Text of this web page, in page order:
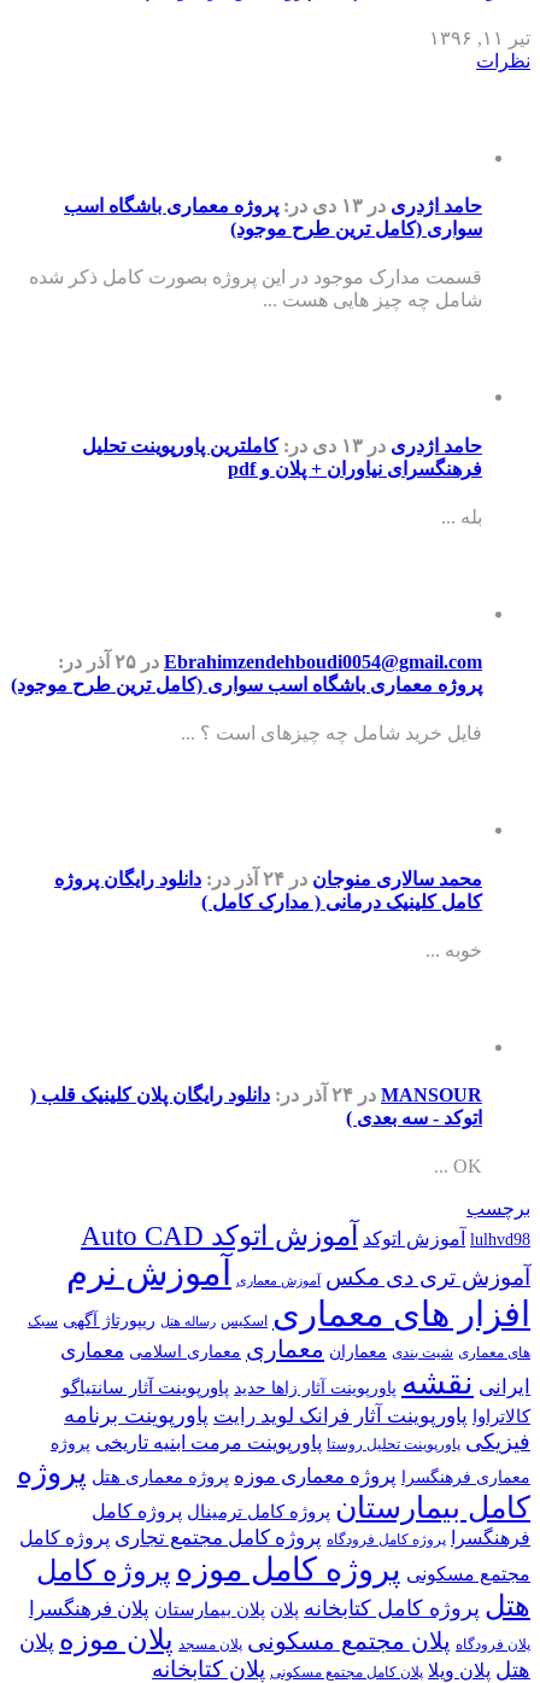
تیر ۱۱, ۱۳۹۶
نظرات
حامد اژدری در ۱۳ دی در: پروژه معماری باشگاه اسب
سواری (کامل ترین طرح موجود)
قسمت مدارک موجود در این پروژه بصورت کامل ذکر شده
شامل چه چیز هایی هست ...
حامد اژدری در ۱۳ دی در:کاملترین پاورپوینت تحلیل
فرهنگسرای نیاوران + پلان و pdf
بله ...
Ebrahimzendehboudi0054@gmail.com در ۲۵ آذر
در:
پروژه معماری باشگاه اسب سواری (کامل ترین طرح موجود)
فایل خرید شامل چه چیزهای است ؟ ...
محمد سالاری منوجان در ۲۴ آذر در: دانلود رایگان پروژه
کامل کلینیک درمانی ( مدارک کامل )
خوبه ...
MANSOUR در ۲۴ آذر در: دانلود رایگان پلان کلینیک قلب (
اتوکد - سه بعدی )
OK ...
برچسب
lulhvd98 آموزش اتوکد آموزش اتوکد Auto CAD
آموزش تری دی مکس آموزش معماری
آموزش نرم
افزار های معماری اسکیس رساله هتل ریپورتاژ آگهی سبک
های معماری شیت بندی معماران معماری معماری اسلامی معماری
ایرانی نقشه پاورپوینت آثار زاها حدید پاورپوینت آثار سانتیاگو
کالاتراوا پاورپوینت آثار فرانک لوید رایت پاورپوینت برنامه
فیزیکی پاورپوینت تحلیل روستا پاورپوینت مرمت ابنیه تاریخی پروژه
معماری فرهنگسرا پروژه معماری موزه پروژه معماری هتل پروژه
کامل بیمارستان پروژه کامل ترمینال پروژه کامل
فرهنگسرا
پروژه کامل فرودگاه پروژه کامل مجتمع تجاری پروژه کامل
مجتمع مسکونی پروژه کامل موزه پروژه کامل
هتل پروژه کامل کتابخانه پلان پلان بیمارستان پلان فرهنگسرا
پلان فرودگاه پلان مجتمع مسکونی پلان مسجد پلان موزه پلان
هتل پلان ویلا پلان کامل مجتمع مسکونی پلان کتابخانه